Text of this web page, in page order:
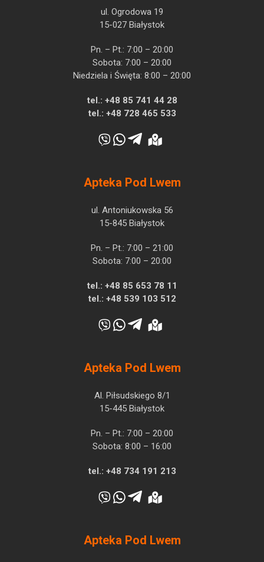
ul. Ogrodowa 19
15-027 Białystok
Pn. – Pt.: 7:00 – 20:00
Sobota: 7:00 – 20:00
Niedziela i Święta: 8:00 – 20:00
tel.: +48 85 741 44 28
tel.: +48 728 465 533
Apteka Pod Lwem
ul. Antoniukowska 56
15-845 Białystok
Pn. – Pt.: 7:00 – 21:00
Sobota: 7:00 – 20:00
tel.: +48 85 653 78 11
tel.: +48 539 103 512
Apteka Pod Lwem
Al. Piłsudskiego 8/1
15-445 Białystok
Pn. – Pt.: 7:00 – 20:00
Sobota: 8:00 – 16:00
tel.: +48 734 191 213
Apteka Pod Lwem